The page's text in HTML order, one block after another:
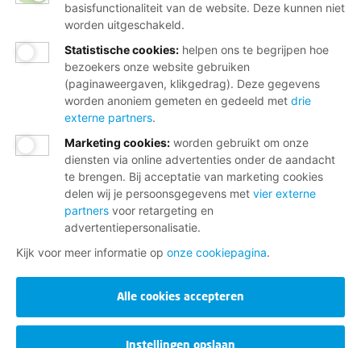
basisfunctionaliteit van de website. Deze kunnen niet
worden uitgeschakeld.
Statistische cookies: helpen ons te begrijpen hoe
bezoekers onze website gebruiken
(paginaweergaven, klikgedrag). Deze gegevens
worden anoniem gemeten en gedeeld met drie
externe partners.
Marketing cookies: worden gebruikt om onze
diensten via online advertenties onder de aandacht
te brengen. Bij acceptatie van marketing cookies
delen wij je persoonsgegevens met vier externe
partners voor retargeting en
advertentiepersonalisatie.
Kijk voor meer informatie op onze cookiepagina.
Alle cookies accepteren
Instellingen opslaan